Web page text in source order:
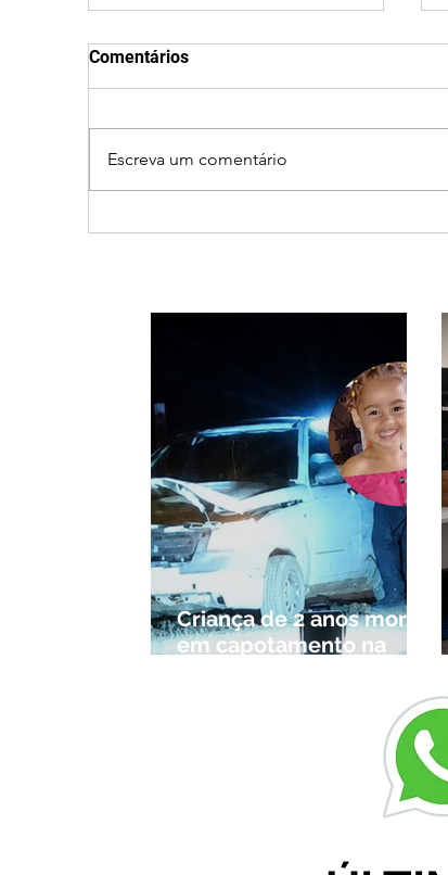
registrado? Entenda o que
Comentários
Escreva um comentário
Criança de 2 anos morre
em capotamento na